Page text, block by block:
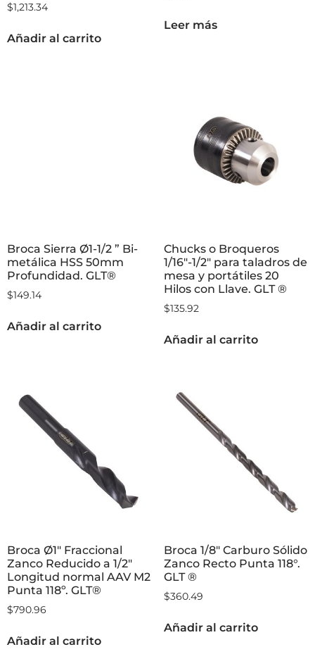
$1,213.34
Añadir al carrito
Leer más
Broca Sierra Ø1-1/2 ” Bi-
metálica HSS 50mm
Profundidad. GLT®
$149.14
Añadir al carrito
Chucks o Broqueros
1/16″-1/2″ para taladros de
mesa y portátiles 20
Hilos con Llave. GLT ®
$135.92
Añadir al carrito
Broca Ø1″ Fraccional
Zanco Reducido a 1/2″
Longitud normal AAV M2
Punta 118º. GLT®
$790.96
Añadir al carrito
Broca 1/8″ Carburo Sólido
Zanco Recto Punta 118°.
GLT ®
$360.49
Añadir al carrito